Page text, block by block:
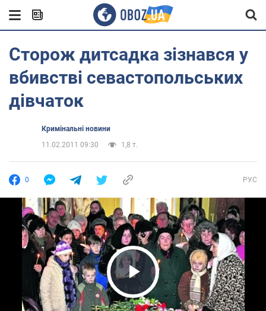
Сторож дитсадка зізнався у
вбивстві севастопольських
дівчаток
Кримінальні новини
11.02.2011 09:30
1,8 т.
0 РУС
Play Video